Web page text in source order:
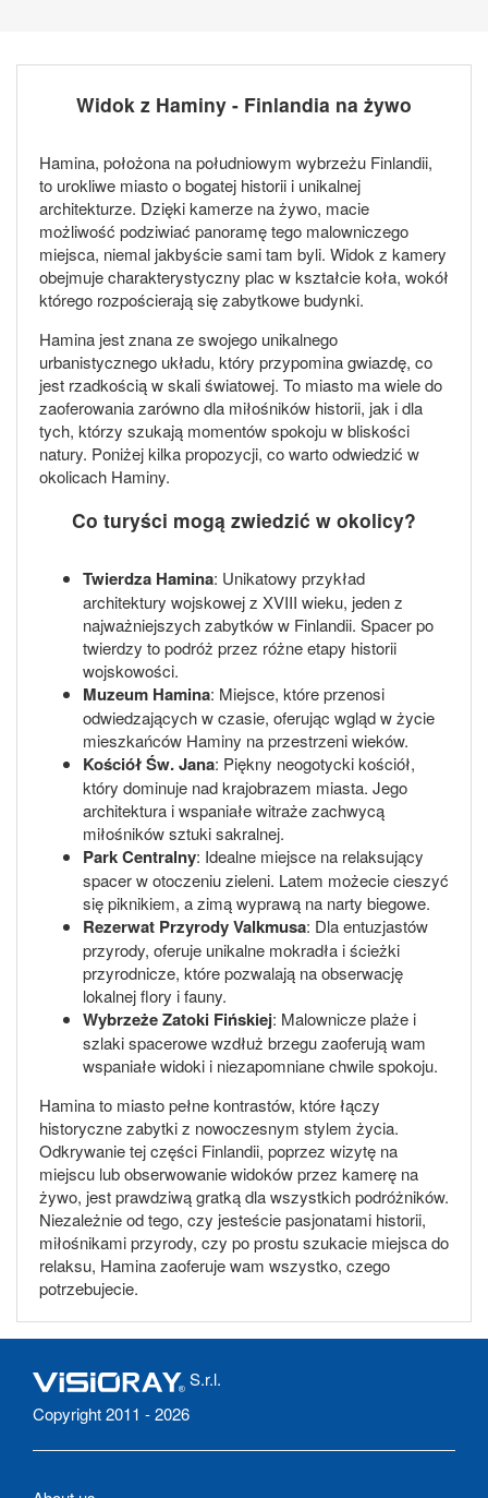
Widok z Haminy - Finlandia na żywo
Hamina, położona na południowym wybrzeżu Finlandii,
to urokliwe miasto o bogatej historii i unikalnej
architekturze. Dzięki kamerze na żywo, macie
możliwość podziwiać panoramę tego malowniczego
miejsca, niemal jakbyście sami tam byli. Widok z kamery
obejmuje charakterystyczny plac w kształcie koła, wokół
którego rozpościerają się zabytkowe budynki.
Hamina jest znana ze swojego unikalnego
urbanistycznego układu, który przypomina gwiazdę, co
jest rzadkością w skali światowej. To miasto ma wiele do
zaoferowania zarówno dla miłośników historii, jak i dla
tych, którzy szukają momentów spokoju w bliskości
natury. Poniżej kilka propozycji, co warto odwiedzić w
okolicach Haminy.
Co turyści mogą zwiedzić w okolicy?
Twierdza Hamina: Unikatowy przykład
architektury wojskowej z XVIII wieku, jeden z
najważniejszych zabytków w Finlandii. Spacer po
twierdzy to podróż przez różne etapy historii
wojskowości.
Muzeum Hamina: Miejsce, które przenosi
odwiedzających w czasie, oferując wgląd w życie
mieszkańców Haminy na przestrzeni wieków.
Kościół Św. Jana: Piękny neogotycki kościół,
który dominuje nad krajobrazem miasta. Jego
architektura i wspaniałe witraże zachwycą
miłośników sztuki sakralnej.
Park Centralny: Idealne miejsce na relaksujący
spacer w otoczeniu zieleni. Latem możecie cieszyć
się piknikiem, a zimą wyprawą na narty biegowe.
Rezerwat Przyrody Valkmusa: Dla entuzjastów
przyrody, oferuje unikalne mokradła i ścieżki
przyrodnicze, które pozwalają na obserwację
lokalnej flory i fauny.
Wybrzeże Zatoki Fińskiej: Malownicze plaże i
szlaki spacerowe wzdłuż brzegu zaoferują wam
wspaniałe widoki i niezapomniane chwile spokoju.
Hamina to miasto pełne kontrastów, które łączy
historyczne zabytki z nowoczesnym stylem życia.
Odkrywanie tej części Finlandii, poprzez wizytę na
miejscu lub obserwowanie widoków przez kamerę na
żywo, jest prawdziwą gratką dla wszystkich podróżników.
Niezależnie od tego, czy jesteście pasjonatami historii,
miłośnikami przyrody, czy po prostu szukacie miejsca do
relaksu, Hamina zaoferuje wam wszystko, czego
potrzebujecie.
S.r.l.
Copyright 2011 - 2026